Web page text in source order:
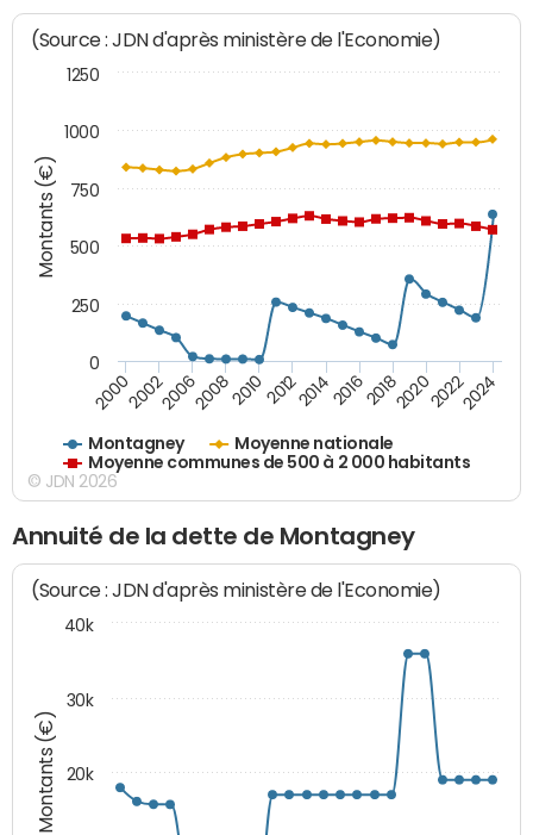
Montants (€)
(Source : JDN d'après ministère de l'Economie)
Montagney
Moyenne nationale
Moyenne communes de 500 à 2 000 habitants
200020022006200820102012201420162018202020222024
0
250
500
750
1000
1250
© JDN 2026
Annuité de la dette de Montagney
Montants (€)
(Source : JDN d'après ministère de l'Economie)
20k
30k
40k